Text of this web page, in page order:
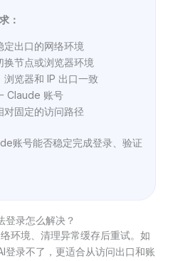
：
定出口的网络环境
换节点或浏览器环境
览器和 IP 出口一致
Claude 账号
对固定的访问路径
账号能否稳定完成登录、验证
登录怎么解决？
环境、清理异常缓存后重试。如
录不了，更适合从访问出口和账